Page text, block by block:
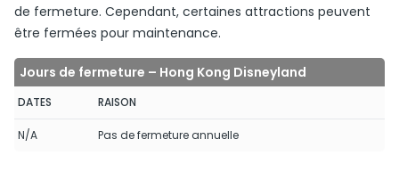
de fermeture. Cependant, certaines attractions peuvent
être fermées pour maintenance.
Jours de fermeture – Hong Kong Disneyland
DATES RAISON
N/A Pas de fermeture annuelle